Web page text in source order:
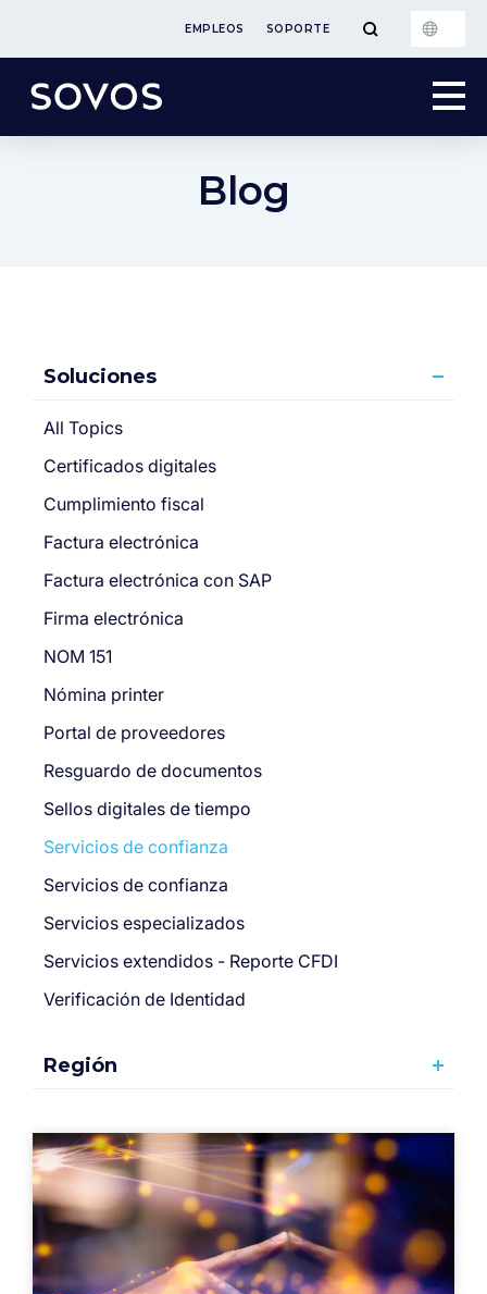
EMPLEOS SOPORTE
Blog
Soluciones
All Topics
Certificados digitales
Cumplimiento fiscal
Factura electrónica
Factura electrónica con SAP
Firma electrónica
NOM 151
Nómina printer
Portal de proveedores
Resguardo de documentos
Sellos digitales de tiempo
Servicios de confianza
Servicios de confianza
Servicios especializados
Servicios extendidos - Reporte CFDI
Verificación de Identidad
Región